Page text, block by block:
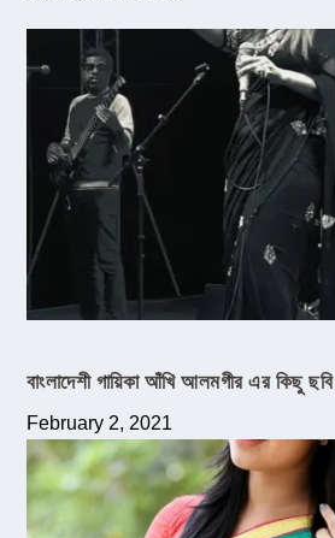
বাংলাদেশী গায়িকা আঁখি আলমগীর এর কিছু ছবি
February 2, 2021